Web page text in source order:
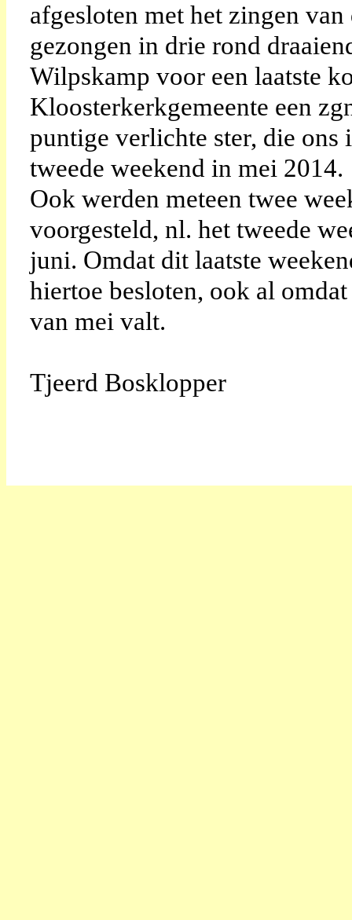
afgesloten met het zingen
gezongen in drie rond
Wilpskamp voor een laatste
Kloosterkerkgemeente een
puntige verlichte ster, die
tweede weekend in mei 2014.
Ook werden meteen twee
voorgesteld, nl. het tweede
juni. Omdat dit laatste
hiertoe besloten, ook al
van mei valt.
Tjeerd Bosklopper